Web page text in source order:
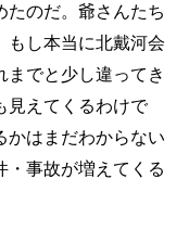
たのだ。爺さんたち
もし本当に北戴河会
でと少し違ってき
見えてくるわけで
かはまだわからない
・事故が増えてくる